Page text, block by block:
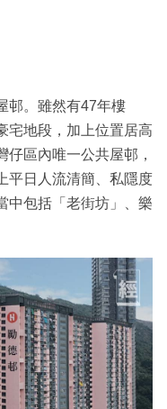
邨。雖然有47年樓
宅地段，加上位置居高
區內唯一公共屋邨，
平日人流清簡、私隱度
中包括「老街坊」、樂